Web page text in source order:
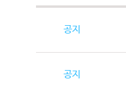
공지
공지